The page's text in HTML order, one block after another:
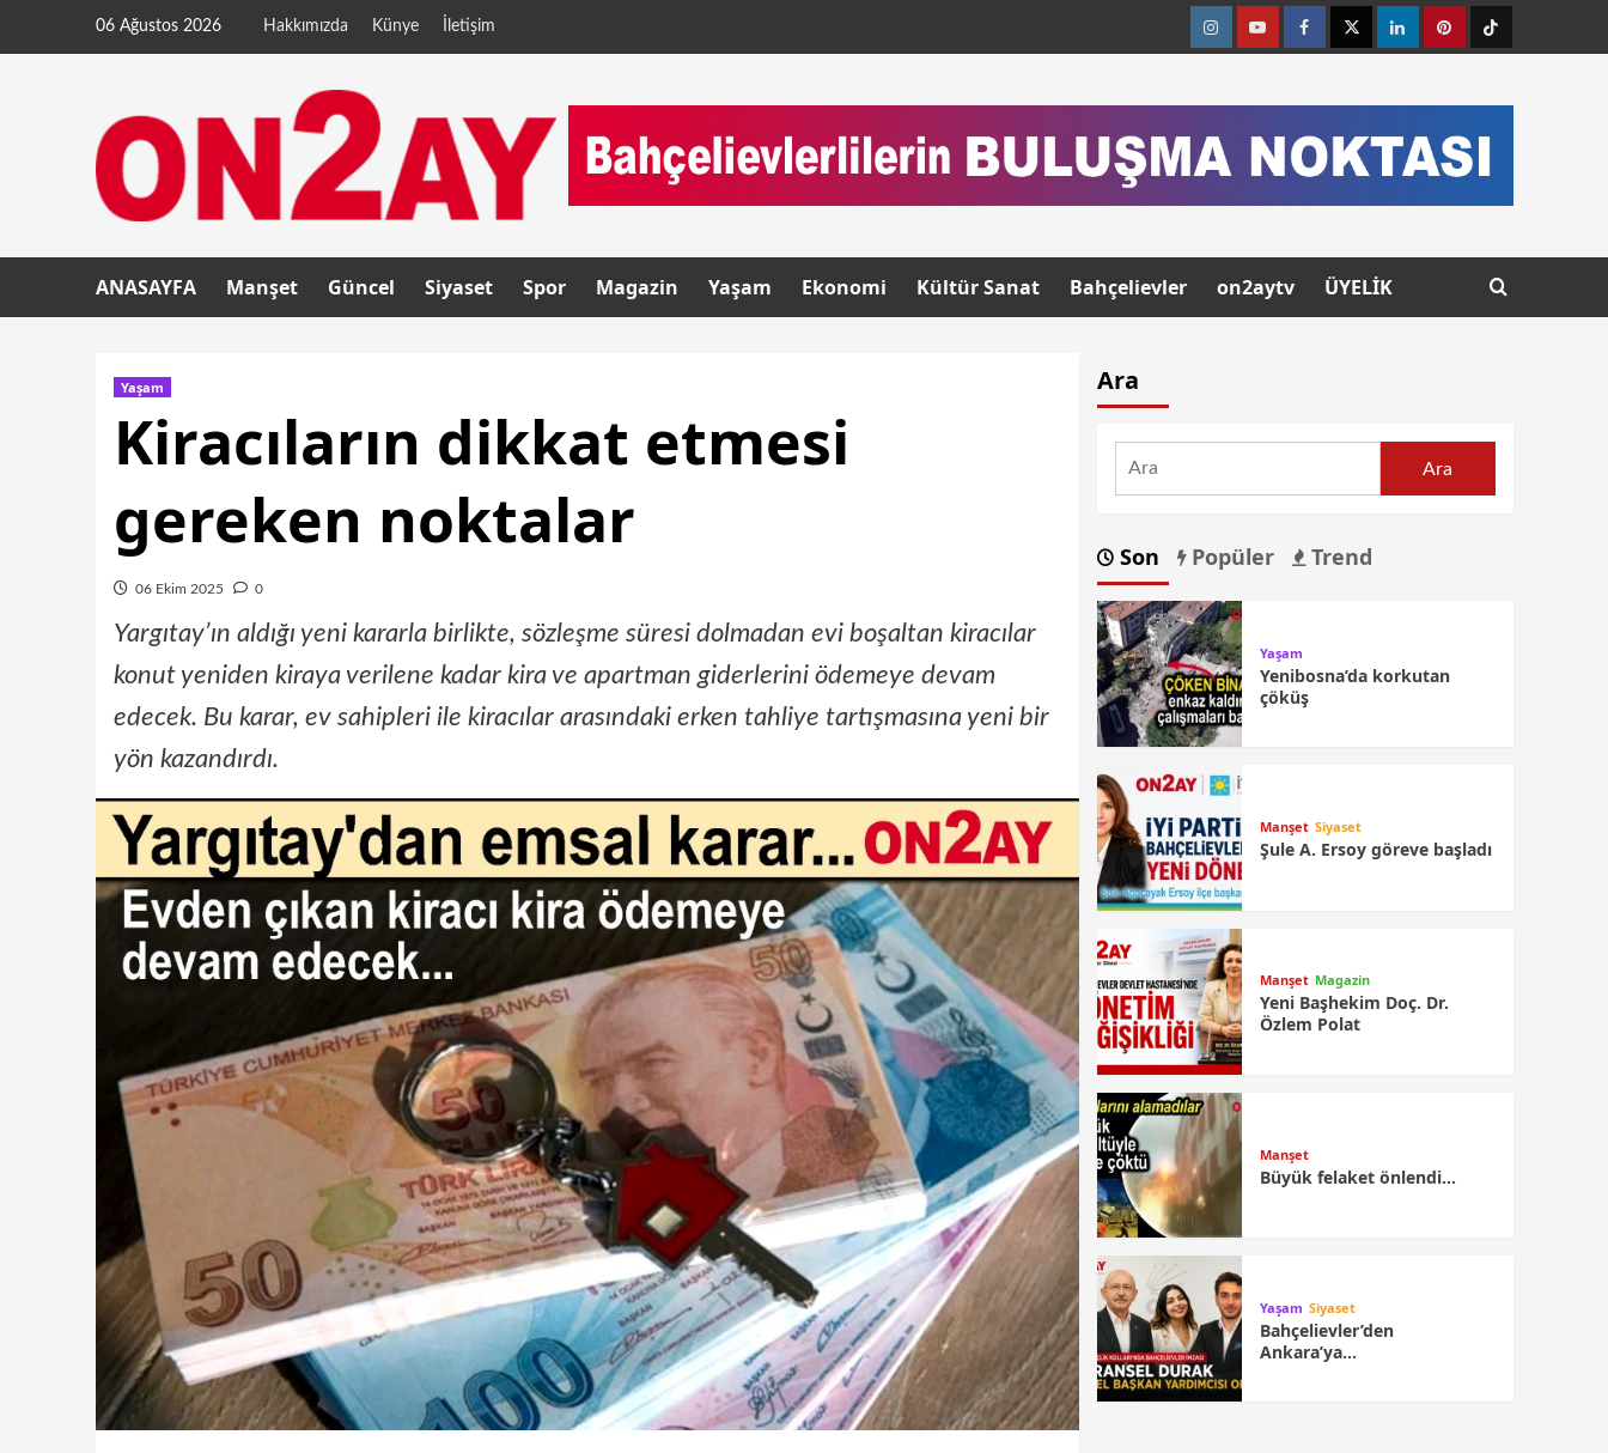
06 Ağustos 2026 Hakkımızda Künye İletişim
ANASAYFA Manşet Güncel Siyaset Spor Magazin Yaşam Ekonomi Kültür Sanat Bahçelievler on2aytv ÜYELİK
Yaşam
Kiracıların dikkat etmesi
gereken noktalar
06 Ekim 2025 0
Yargıtay’ın aldığı yeni kararla birlikte, sözleşme süresi dolmadan evi boşaltan kiracılar
konut yeniden kiraya verilene kadar kira ve apartman giderlerini ödemeye devam
edecek. Bu karar, ev sahipleri ile kiracılar arasındaki erken tahliye tartışmasına yeni bir
yön kazandırdı.
Ara
Ara
Son Popüler Trend
Yaşam
Yenibosna’da korkutan
çöküş
Manşet Siyaset
Şule A. Ersoy göreve başladı
Manşet Magazin
Yeni Başhekim Doç. Dr.
Özlem Polat
Manşet
Büyük felaket önlendi…
Yaşam Siyaset
Bahçelievler’den
Ankara’ya…